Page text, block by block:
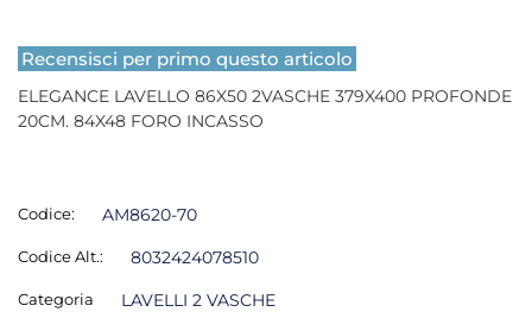
Recensisci per primo questo articolo
ELEGANCE LAVELLO 86X50 2VASCHE 379X400 PROFONDE
20CM. 84X48 FORO INCASSO
Codice: AM8620-70
Codice Alt.: 8032424078510
Categoria LAVELLI 2 VASCHE